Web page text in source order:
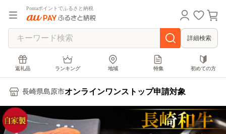
Pontaポイントでふるさと納税
詳細検索
返礼品 ランキング 地域 特集 初めての方
長崎県島原市オンラインワンストップ申請対象